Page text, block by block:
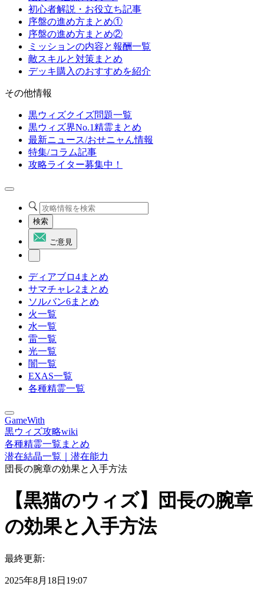
初心者解説・お役立ち記事
序盤の進め方まとめ①
序盤の進め方まとめ②
ミッションの内容と報酬一覧
敵スキルと対策まとめ
デッキ購入のおすすめを紹介
その他情報
黒ウィズクイズ問題一覧
黒ウィズ界No.1精霊まとめ
最新ニュース/おせニャん情報
特集/コラム記事
攻略ライター募集中！
検索
ご意見
ディアブロ4まとめ
サマチャレ2まとめ
ソルバン6まとめ
火一覧
水一覧
雷一覧
光一覧
闇一覧
EXAS一覧
各種精霊一覧
GameWith
黒ウィズ攻略wiki
各種精霊一覧まとめ
潜在結晶一覧｜潜在能力
団長の腕章の効果と入手方法
【黒猫のウィズ】団長の腕章
の効果と入手方法
最終更新:
2025年8月18日19:07